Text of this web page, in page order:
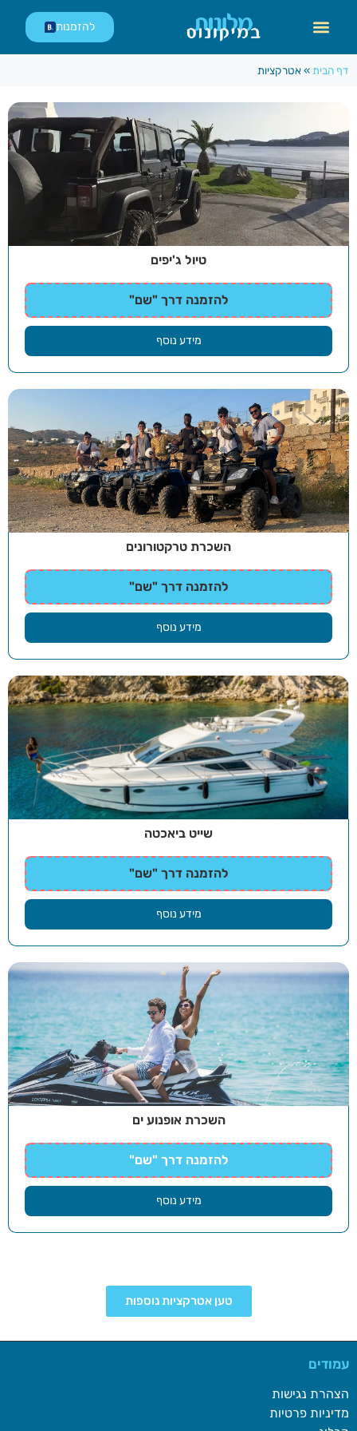
להזמנות
דף הבית »אטרקציות
טיול ג'יפים
להזמנה דרך "שם"
מידע נוסף
השכרת טרקטורונים
להזמנה דרך "שם"
מידע נוסף
שייט ביאכטה
להזמנה דרך "שם"
מידע נוסף
השכרת אופנוע ים
להזמנה דרך "שם"
מידע נוסף
טען אטרקציות נוספות
עמודים
הצהרת נגישות
מדיניות פרטיות